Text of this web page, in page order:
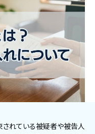
されている被疑者や被告人